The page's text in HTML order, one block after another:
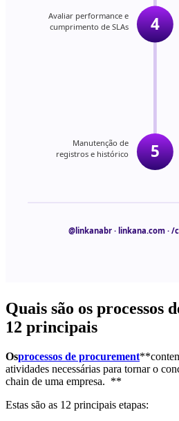
Quais são os processos
12 principais
Osprocessos de procurement
atividades necessárias para tornar o
chain de uma empresa. **
Estas são as 12 principais etapas: